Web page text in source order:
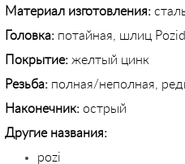
Материал изготовления:
Головка: потайная, шлиц
Покрытие: желтый цинк
Резьба: полная/неполная,
Наконечник: острый
Другие названия:
pozi